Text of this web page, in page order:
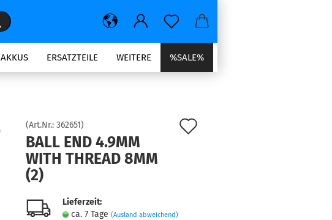
Suche...
AKKUS ERSATZTEILE %SALE%
WEITERE
(Art.Nr.: 362651)
BALL END 4.9MM
WITH THREAD 8MM
(2)
Lieferzeit:
ca. 7 Tage (Ausland abweichend)